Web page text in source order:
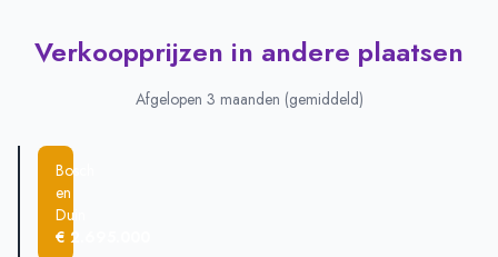
Verkoopprijzen in andere plaatsen
Afgelopen 3 maanden (gemiddeld)
Bosch
en
Duin
€ 2.695.000